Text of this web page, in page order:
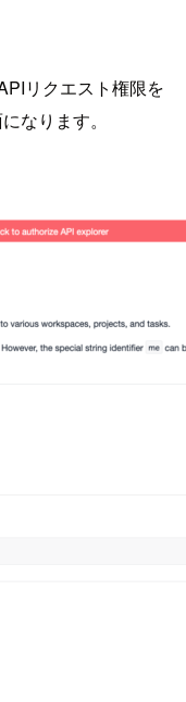
リクエスト権限を
なります。